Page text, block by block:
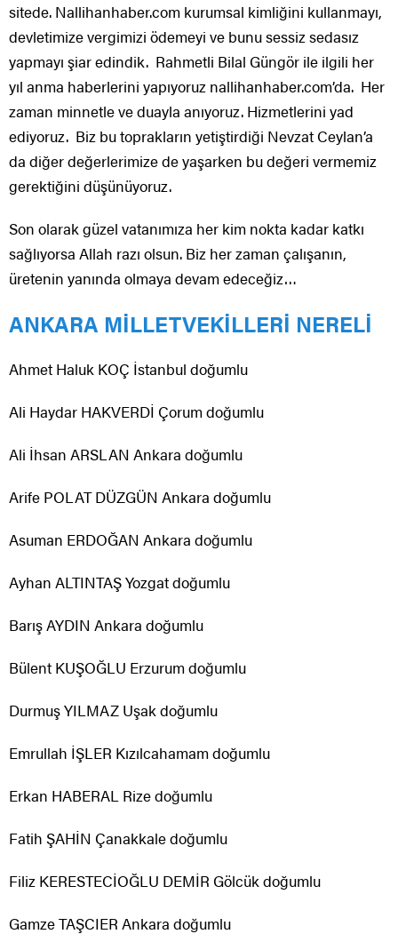
sitede. Nallihanhaber.com kurumsal kimliğini kullanmayı,
devletimize vergimizi ödemeyi ve bunu sessiz sedasız
yapmayı şiar edindik. Rahmetli Bilal Güngör ile ilgili her
yıl anma haberlerini yapıyoruz nallihanhaber.com’da. Her
zaman minnetle ve duayla anıyoruz. Hizmetlerini yad
ediyoruz. Biz bu toprakların yetiştirdiği Nevzat Ceylan’a
da diğer değerlerimize de yaşarken bu değeri vermemiz
gerektiğini düşünüyoruz.
Son olarak güzel vatanımıza her kim nokta kadar katkı
sağlıyorsa Allah razı olsun. Biz her zaman çalışanın,
üretenin yanında olmaya devam edeceğiz…
ANKARA MİLLETVEKİLLERİ NERELİ
Ahmet Haluk KOÇ İstanbul doğumlu
Ali Haydar HAKVERDİ Çorum doğumlu
Ali İhsan ARSLAN Ankara doğumlu
Arife POLAT DÜZGÜN Ankara doğumlu
Asuman ERDOĞAN Ankara doğumlu
Ayhan ALTINTAŞ Yozgat doğumlu
Barış AYDIN Ankara doğumlu
Bülent KUŞOĞLU Erzurum doğumlu
Durmuş YILMAZ Uşak doğumlu
Emrullah İŞLER Kızılcahamam doğumlu
Erkan HABERAL Rize doğumlu
Fatih ŞAHİN Çanakkale doğumlu
Filiz KERESTECİOĞLU DEMİR Gölcük doğumlu
Gamze TAŞCIER Ankara doğumlu